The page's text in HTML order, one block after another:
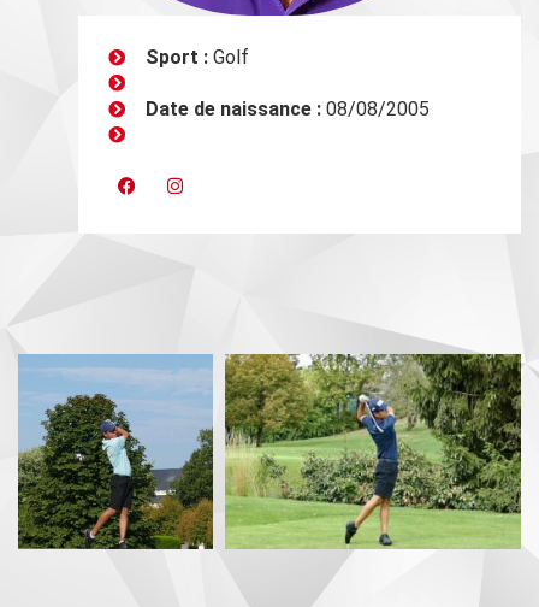
Sport :Golf
Date de naissance :08/08/2005